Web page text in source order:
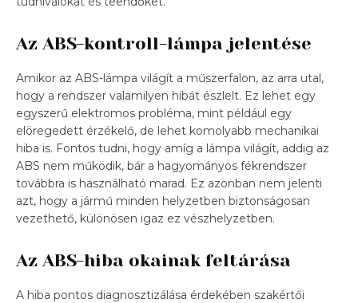
Az ABS-kontroll-lámpa jelentése
Amikor az ABS-lámpa világít a műszerfalon, az arra utal,
hogy a rendszer valamilyen hibát észlelt. Ez lehet egy
egyszerű elektromos probléma, mint például egy
elöregedett érzékelő, de lehet komolyabb mechanikai
hiba is. Fontos tudni, hogy amíg a lámpa világít, addig az
ABS nem működik, bár a hagyományos fékrendszer
továbbra is használható marad. Ez azonban nem jelenti
azt, hogy a jármű minden helyzetben biztonságosan
vezethető, különösen igaz ez vészhelyzetben.
Az ABS-hiba okainak feltárása
A hiba pontos diagnosztizálása érdekében szakértői